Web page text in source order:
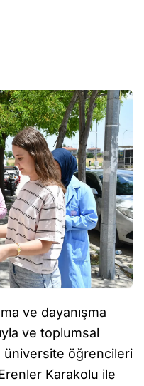
ve dayanışma
ve toplumsal
üniversite öğrencileri
Karakolu ile